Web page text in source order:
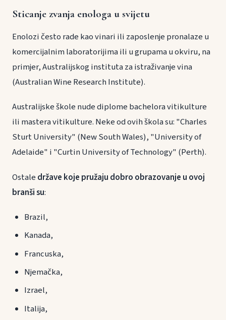
Sticanje zvanja enologa u svijetu
Enolozi često rade kao vinari ili zaposlenje pronalaze u
komercijalnim laboratorijima ili u grupama u okviru, na
primjer, Australijskog instituta za istraživanje vina
(Australian Wine Research Institute).
Australijske škole nude diplome bachelora vitikulture
ili mastera vitikulture. Neke od ovih škola su: "Charles
Sturt University" (New South Wales), "University of
Adelaide" i "Curtin University of Technology" (Perth).
Ostale države koje pružaju dobro obrazovanje u ovoj
branši su:
Brazil,
Kanada,
Francuska,
Njemačka,
Izrael,
Italija,